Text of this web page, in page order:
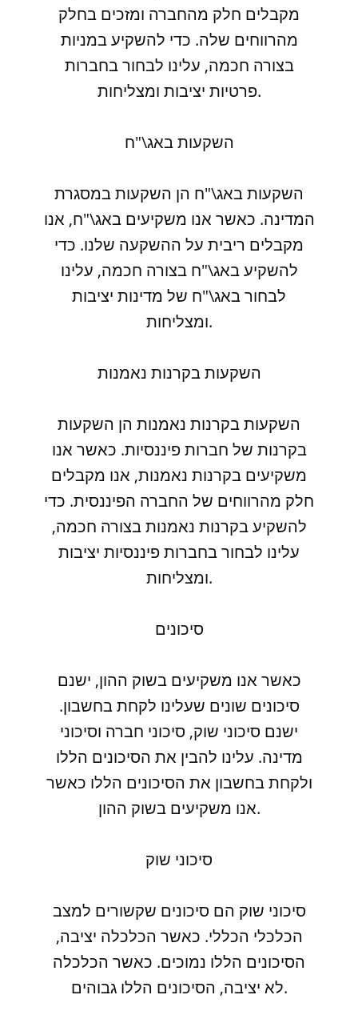
מקבלים חלק מהחברה ומזכים בחלק
מהרווחים שלה. כדי להשקיע במניות
בצורה חכמה, עלינו לבחור בחברות
פרטיות יציבות ומצליחות.
השקעות באג\"ח
השקעות באג\"ח הן השקעות במסגרת
המדינה. כאשר אנו משקיעים באג\"ח, אנו
מקבלים ריבית על ההשקעה שלנו. כדי
להשקיע באג\"ח בצורה חכמה, עלינו
לבחור באג\"ח של מדינות יציבות
ומצליחות.
השקעות בקרנות נאמנות
השקעות בקרנות נאמנות הן השקעות
בקרנות של חברות פיננסיות. כאשר אנו
משקיעים בקרנות נאמנות, אנו מקבלים
חלק מהרווחים של החברה הפיננסית. כדי
להשקיע בקרנות נאמנות בצורה חכמה,
עלינו לבחור בחברות פיננסיות יציבות
ומצליחות.
סיכונים
כאשר אנו משקיעים בשוק ההון, ישנם
סיכונים שונים שעלינו לקחת בחשבון.
ישנם סיכוני שוק, סיכוני חברה וסיכוני
מדינה. עלינו להבין את הסיכונים הללו
ולקחת בחשבון את הסיכונים הללו כאשר
אנו משקיעים בשוק ההון.
סיכוני שוק
סיכוני שוק הם סיכונים שקשורים למצב
הכלכלי הכללי. כאשר הכלכלה יציבה,
הסיכונים הללו נמוכים. כאשר הכלכלה
לא יציבה, הסיכונים הללו גבוהים.